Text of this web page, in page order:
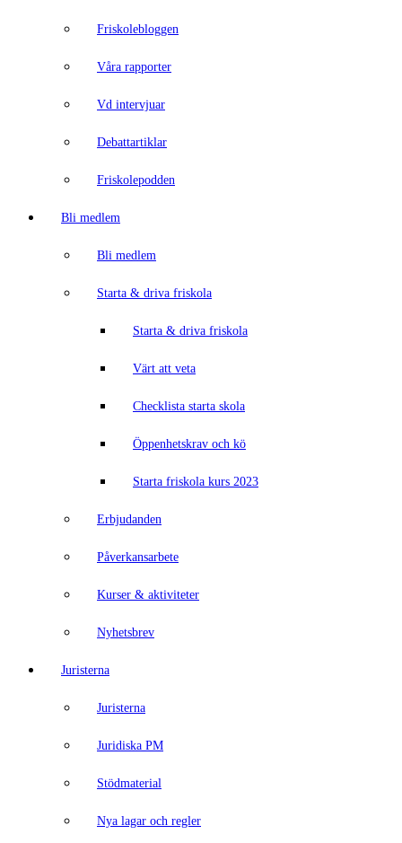
Friskolebloggen
Våra rapporter
Vd intervjuar
Debattartiklar
Friskolepodden
Bli medlem
Bli medlem
Starta & driva friskola
Starta & driva friskola
Värt att veta
Checklista starta skola
Öppenhetskrav och kö
Starta friskola kurs 2023
Erbjudanden
Påverkansarbete
Kurser & aktiviteter
Nyhetsbrev
Juristerna
Juristerna
Juridiska PM
Stödmaterial
Nya lagar och regler